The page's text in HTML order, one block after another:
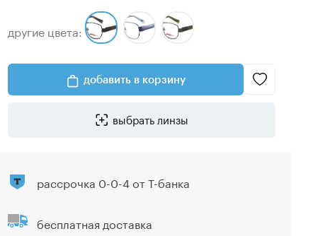
другие цвета:
добавить в корзину
выбрать линзы
рассрочка 0-0-4 от Т-банка
бесплатная доставка